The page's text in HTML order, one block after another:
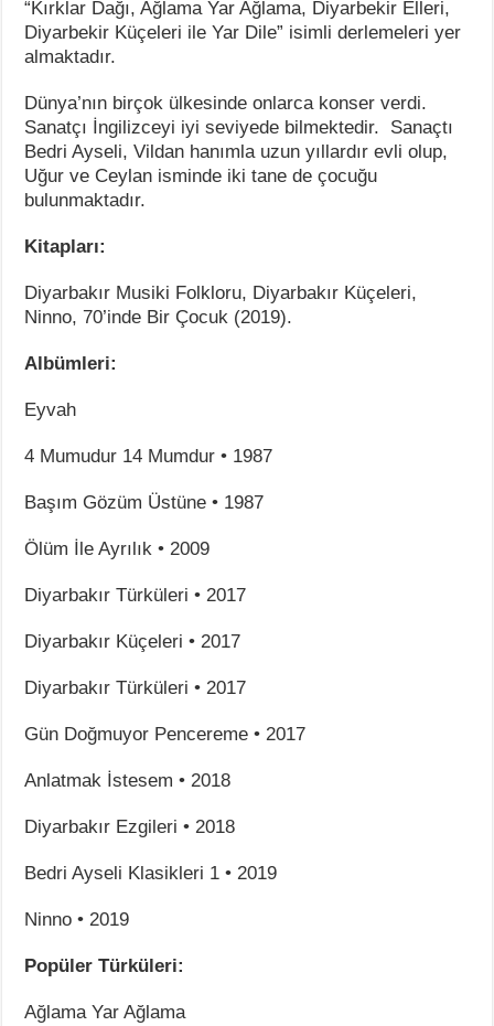
“Kırklar Dağı, Ağlama Yar Ağlama, Diyarbekir Elleri,
Diyarbekir Küçeleri ile Yar Dile” isimli derlemeleri yer
almaktadır.
Dünya’nın birçok ülkesinde onlarca konser verdi.
Sanatçı İngilizceyi iyi seviyede bilmektedir. Sanaçtı
Bedri Ayseli, Vildan hanımla uzun yıllardır evli olup,
Uğur ve Ceylan isminde iki tane de çocuğu
bulunmaktadır.
Kitapları:
Diyarbakır Musiki Folkloru, Diyarbakır Küçeleri,
Ninno, 70’inde Bir Çocuk (2019).
Albümleri:
Eyvah
4 Mumudur 14 Mumdur • 1987
Başım Gözüm Üstüne • 1987
Ölüm İle Ayrılık • 2009
Diyarbakır Türküleri • 2017
Diyarbakır Küçeleri • 2017
Diyarbakır Türküleri • 2017
Gün Doğmuyor Pencereme • 2017
Anlatmak İstesem • 2018
Diyarbakır Ezgileri • 2018
Bedri Ayseli Klasikleri 1 • 2019
Ninno • 2019
Popüler Türküleri:
Ağlama Yar Ağlama